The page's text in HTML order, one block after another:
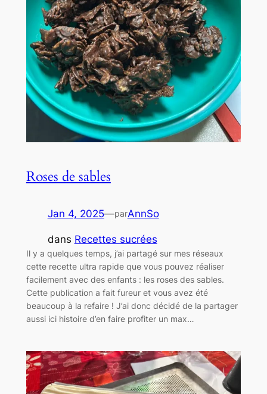
Roses de sables
Jan 4, 2025—parAnnSo
dans Recettes sucrées
Il y a quelques temps, j’ai partagé sur mes réseaux
cette recette ultra rapide que vous pouvez réaliser
facilement avec des enfants : les roses des sables.
Cette publication a fait fureur et vous avez été
beaucoup à la refaire ! J’ai donc décidé de la partager
aussi ici histoire d’en faire profiter un max…